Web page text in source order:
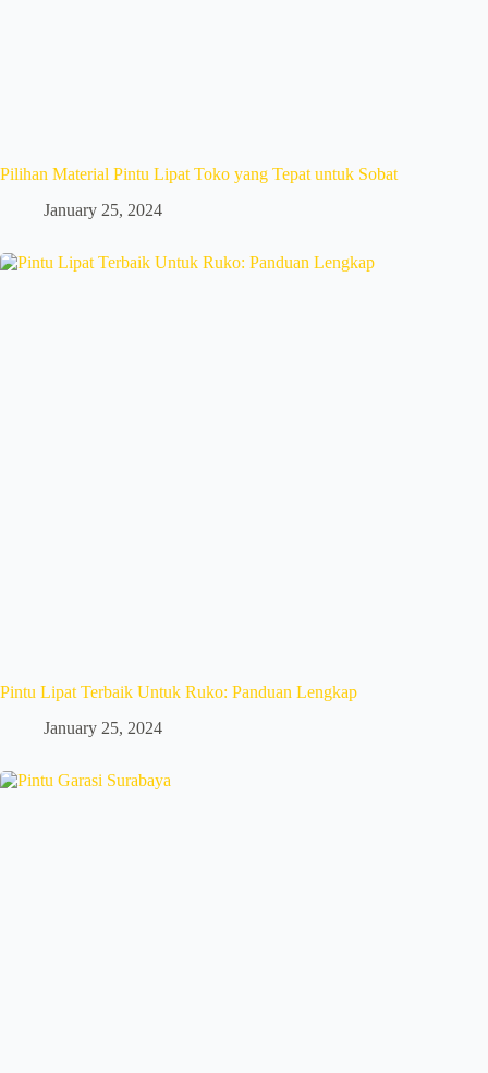
Pilihan Material Pintu Lipat Toko yang Tepat untuk Sobat
January 25, 2024
Pintu Lipat Terbaik Untuk Ruko: Panduan Lengkap
January 25, 2024